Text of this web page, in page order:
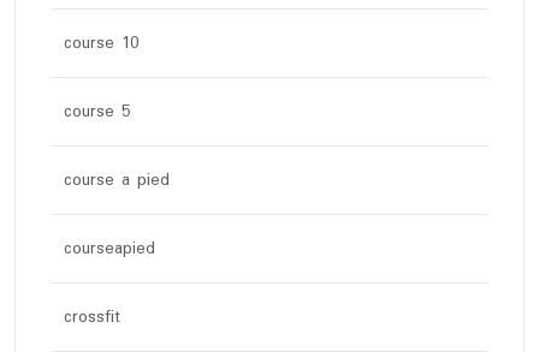
course 10
course 5
course a pied
courseapied
crossfit